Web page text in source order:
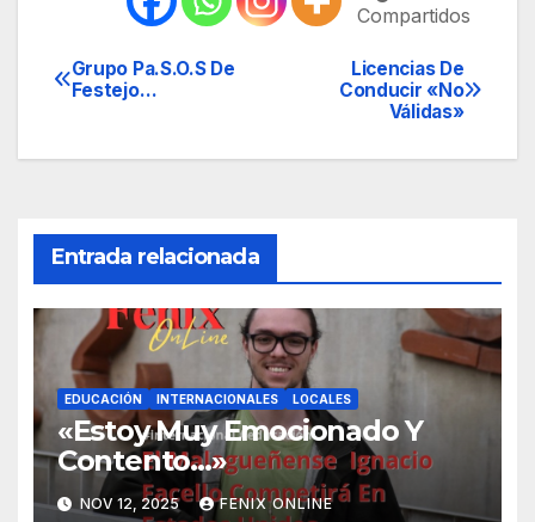
Compartidos
Navegación
Licencias De
Conducir «No
Válidas»
Grupo Pa.S.O.S De
Festejo…
Entrada relacionada
EDUCACIÓN INTERNACIONALES LOCALES
«Estoy Muy Emocionado Y
Contento…»
NOV 12, 2025 FENIX ONLINE